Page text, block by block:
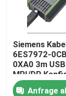
Haus
Siemens
6ES7972-
0XA0 3m
MPI/DP
und Diagnose
Anfrage